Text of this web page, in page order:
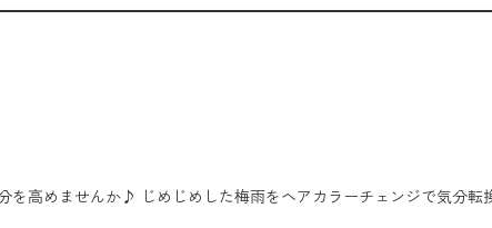
を高めませんか♪ じめじめした梅雨をヘアカラーチェンジで気分転